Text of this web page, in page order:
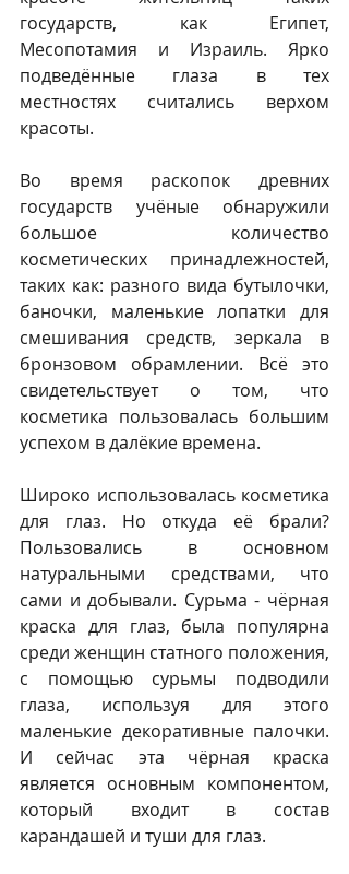
государств, как Египет,
Месопотамия и Израиль. Ярко
подведённые глаза в тех
местностях считались верхом
красоты.
Во время раскопок древних
государств учёные обнаружили
большое количество
косметических принадлежностей,
таких как: разного вида бутылочки,
баночки, маленькие лопатки для
смешивания средств, зеркала в
бронзовом обрамлении. Всё это
свидетельствует о том, что
косметика пользовалась большим
успехом в далёкие времена.
Широко использовалась косметика
для глаз. Но откуда её брали?
Пользовались в основном
натуральными средствами, что
сами и добывали. Сурьма - чёрная
краска для глаз, была популярна
среди женщин статного положения,
с помощью сурьмы подводили
глаза, используя для этого
маленькие декоративные палочки.
И сейчас эта чёрная краска
является основным компонентом,
который входит в состав
карандашей и туши для глаз.